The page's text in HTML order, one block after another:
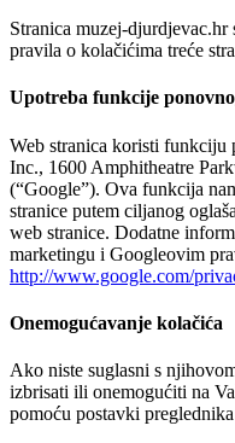
Stranica muzej-
pravila o kolačićima treće
Upotreba funkcije
Web stranica koristi funkciju
Inc., 1600 Amphitheatre
(“Google”). Ova funkcija
stranice putem ciljanog
web stranice. Dodatne
marketingu i Googleovim
http://www.google.com/
Onemogućavanje kolačića
Ako niste suglasni s
izbrisati ili onemogućiti na
pomoću postavki